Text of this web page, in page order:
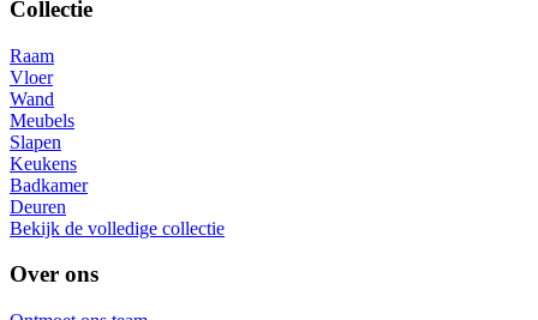
Collectie
Raam
Vloer
Wand
Meubels
Slapen
Keukens
Badkamer
Deuren
Bekijk de volledige collectie
Over ons